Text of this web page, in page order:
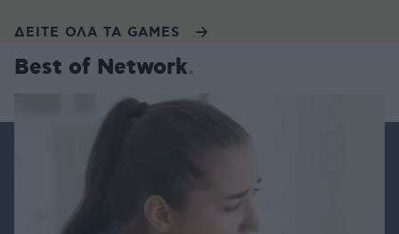
ΔΕΙΤΕ ΟΛΑ ΤΑ GAMES
Best of Network